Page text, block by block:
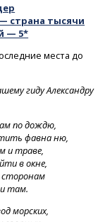
страна тысячи
— 5*
места до
гиду Александру
по дождю,
фавна ню,
и траве,
в окне,
там.
морских,